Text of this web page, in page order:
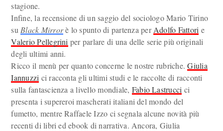
stagione.
Infine, la recensione di un saggio del sociologo Mario Tirino
su Black Mirrorè lo spunto di partenza perAdolfo Fattori e
Valerio Pellegrini per parlare di una delle serie più originali
degli ultimi anni.
Ricco il menù per quanto concerne le nostre rubriche.Giulia
Iannuzzi ci racconta gli ultimi studi e le raccolte di racconti
sulla fantascienza a livello mondiale, Fabio Lastrucci ci
presenta i supereroi mascherati italiani del mondo del
fumetto, mentre Raffaele Izzo ci segnala alcune novità più
recenti di libri ed ebook di narrativa. Ancora, Giulia